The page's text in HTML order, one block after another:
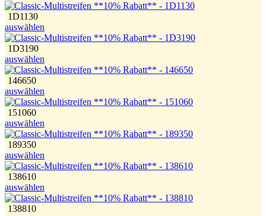
1D1130
auswählen
1D3190
auswählen
146650
auswählen
151060
auswählen
189350
auswählen
138610
auswählen
138810